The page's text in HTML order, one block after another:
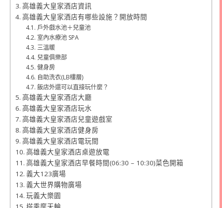
高雄義大皇家酒店資訊
高雄義大皇家酒店有哪些設施？開放時間
戶外戲水池＋兒童池
室內水療池 SPA
三溫暖
兒童俱樂部
健身房
自助洗衣(LB樓層)
飯店外還可以直接玩什麼？
高雄義大皇家酒店大廳
高雄義大皇家酒店玩水
高雄義大皇家酒店兒童遊戲室
高雄義大皇家酒店健身房
高雄義大皇家酒店電玩間
高雄義大皇家酒店桌遊放電
高雄義大皇家酒店早餐時間(06:30 – 10:30)菜色開箱
義大123廣場
義大世界購物廣場
玩義大樂園